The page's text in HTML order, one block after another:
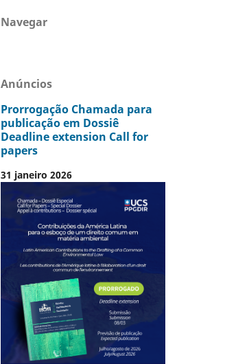
Navegar
Anúncios
Prorrogação Chamada para
publicação em Dossiê
Deadline extension Call for
papers
31 janeiro 2026